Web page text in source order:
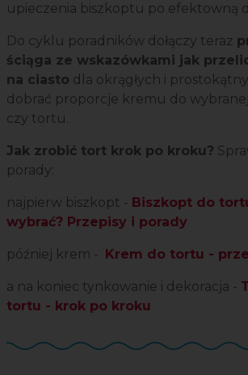
upieczenia biszkoptu po efektowną
Do cyklu poradników dołączy teraz
ściąga ze wskazówkami jak
na ciasto dla okrągłych i
dobrać proporcje kremu do
czy tortu.
Jak zrobić tort krok po kroku?
porady:
najpierw biszkopt - Biszkopt do
wybrać? Przepisy i porady
później krem - Krem do tortu -
a na koniec tynkowanie i dekoracja -
tortu - krok po kroku